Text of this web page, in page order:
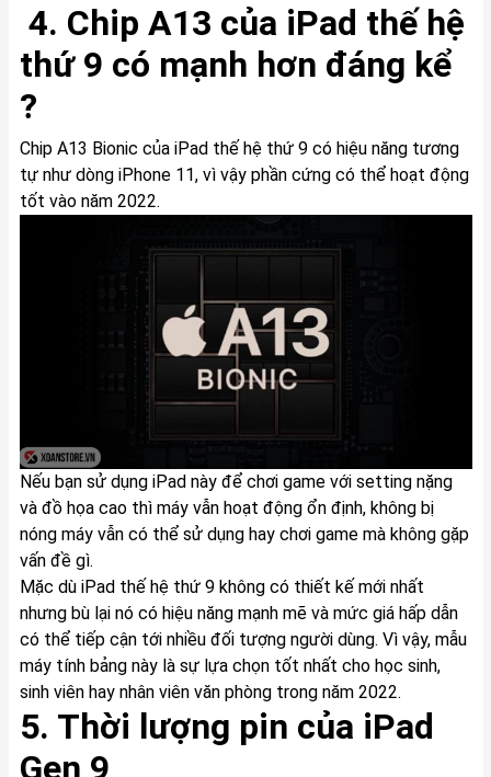
4. Chip A13 của iPad thế hệ
thứ 9 có mạnh hơn đáng kể
?
Chip A13 Bionic của iPad thế hệ thứ 9 có hiệu năng tương
tự như dòng iPhone 11, vì vậy phần cứng có thể hoạt động
tốt vào năm 2022.
Nếu bạn sử dụng iPad này để chơi game với setting nặng
và đồ họa cao thì máy vẫn hoạt động ổn định, không bị
nóng máy vẫn có thể sử dụng hay chơi game mà không gặp
vấn đề gì.
Mặc dù iPad thế hệ thứ 9 không có thiết kế mới nhất
nhưng bù lại nó có hiệu năng mạnh mẽ và mức giá hấp dẫn
có thể tiếp cận tới nhiều đối tượng người dùng. Vì vậy, mẫu
máy tính bảng này là sự lựa chọn tốt nhất cho học sinh,
sinh viên hay nhân viên văn phòng trong năm 2022.
5. Thời lượng pin của iPad
Gen 9